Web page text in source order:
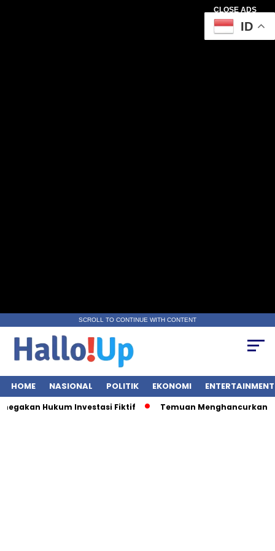
CLOSE ADS
SCROLL TO CONTINUE WITH CONTENT
HOME NASIONAL POLITIK EKONOMI ENTERTAINMENT
Hukum Investasi Fiktif Temuan Menghancurkan: 9
ID